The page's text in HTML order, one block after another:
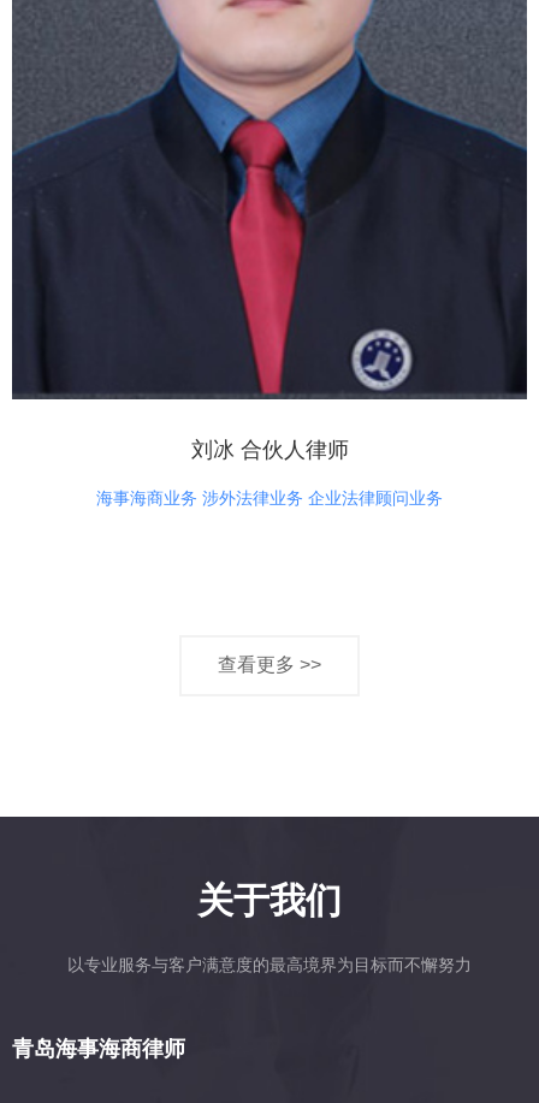
刘冰 合伙人律师
海事海商业务 涉外法律业务 企业法律顾问业务
查看更多 >>
关于我们
以专业服务与客户满意度的最高境界为目标而不懈努力
青岛海事海商律师